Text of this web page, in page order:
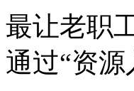
最让老职
通过“资